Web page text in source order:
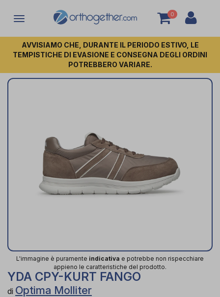
Attiva/disattiva
navigazione
0
AVVISIAMO CHE, DURANTE IL PERIODO ESTIVO, LE
TEMPISTICHE DI EVASIONE E CONSEGNA DEGLI ORDINI
POTREBBERO VARIARE.
L'immagine è puramente indicativa e potrebbe non rispecchiare
appieno le caratteristiche del prodotto.
YDA CPY-KURT FANGO
di Optima Molliter